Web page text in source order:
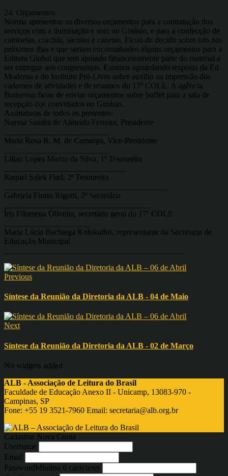
24. Orçamentos
Norma apresentou os diversos orçamentos para a contratação dos
serviços com a iluminação e som no Ginásio, e para a confecção de
camisetas, crachás, sacolas e canetas. Ficou de decidir sobre isto nos
próximos dias e que seriam encaminhados alguns orçamentos para a
Editora Global que tem apoiado financeiramente parte do material a
ser entregue aos congressistas. Estamos aguardando resposta da Ed.
Moderna e do Instituto Pró-Livro sobre auxilio na impressão dos
cadernos de atividades e de resumos do 17º COLE. A agência
Bonsenso ficou de enviar orçamentos sobre buffet para a sala de
recepção dos convidados no Ginásio.
Assinaturas de todos os presentes:
Norma Sandra de Almeida Ferreira, Presidente
Maria Rosa R. M. de Camargo, Vice-Presidente
Lílian Lopes Martin da Silva, 1ª Tesoureira
Raquel Salek Fiad, 2ª Tesoureira
Gabriela Fiorin Rigotti, 2ª Secretária
Íris Filomena Oliveira, secretária geral do 17º COLE
Maria Lúcia Bachiega Kolokathis, representante da Secretaria de
Educação Municipal
Previous
Síntese da Reunião da Diretoria da ALB - 04 de Maio
Next
Síntese da Reunião da Diretoria da ALB - 02 de Março
No widgets added
ALB - Associação de Leitura do Brasil
Faculdade de Educação Anexo II - Unicamp, 13083-970 -
Campinas, SP
Fone: +55 19 3521-7960 Email: secretaria@alb.org.br
Cadastrar Nova Conta
Username
Email
PasswordMínimo 6 caracteres